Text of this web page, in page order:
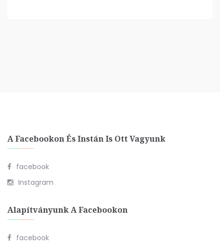
A Facebookon És Instán Is Ott Vagyunk
facebook
Instagram
Alapítványunk A Facebookon
facebook